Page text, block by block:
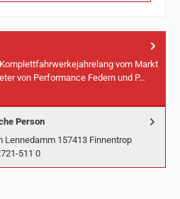
vom Markt
von Performance Federn und P…
Person
Lennedamm 157413 Finnentrop
511 0